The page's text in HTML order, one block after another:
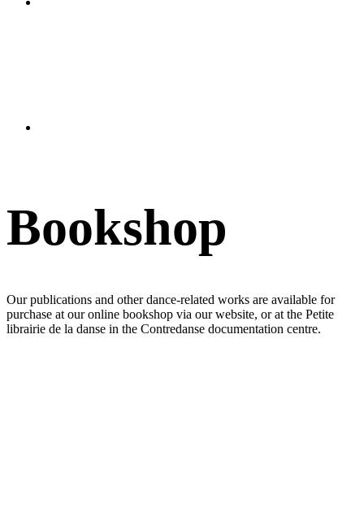
Bookshop
Our publications and other dance-related works are available for
purchase at our online bookshop via our website, or at the Petite
librairie de la danse in the Contredanse documentation centre.